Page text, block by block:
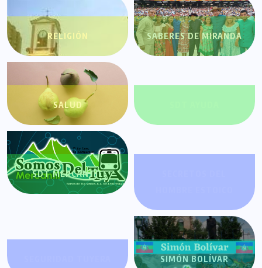
RELIGIÓN SABERES DE MIRANDA
SALUD
SDT MERCANTIL
SIMÓN BOLÍVAR